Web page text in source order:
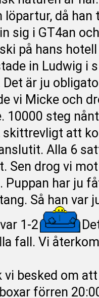
löpartur, då
sig i GT4an
på hans
in Ludwig i
Det är ju
vi Micke och
10000 steg
skittrevligt att
Alla 6
Sen drog vi
Puppan har ju
Så han var
1-2
fall. Vi
vi besked om
förren